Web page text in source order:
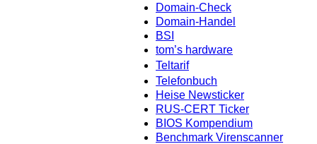
Domain-Check
Domain-Handel
BSI
tom’s hardware
Teltarif
Telefonbuch
Heise Newsticker
RUS-CERT Ticker
BIOS Kompendium
Benchmark Virenscanner